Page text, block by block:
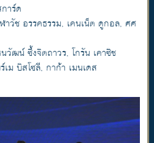
าร์ด
วัช อรรคธรรม, เคนเน็ต ดูกอล, ศศ
ฒน์ ซึ้งจิตถาวร, โกรัน เคาซิช
ม บิสโซลี, กาก้า เมนเดส